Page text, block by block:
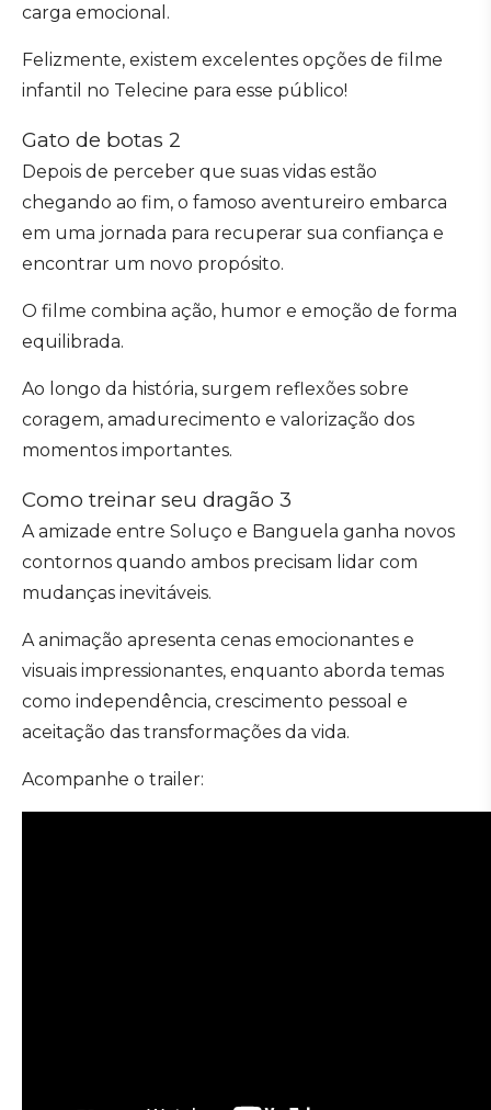
carga emocional.
Felizmente, existem excelentes opções de filme
infantil no Telecine para esse público!
Gato de botas 2
Depois de perceber que suas vidas estão
chegando ao fim, o famoso aventureiro embarca
em uma jornada para recuperar sua confiança e
encontrar um novo propósito.
O filme combina ação, humor e emoção de forma
equilibrada.
Ao longo da história, surgem reflexões sobre
coragem, amadurecimento e valorização dos
momentos importantes.
Como treinar seu dragão 3
A amizade entre Soluço e Banguela ganha novos
contornos quando ambos precisam lidar com
mudanças inevitáveis.
A animação apresenta cenas emocionantes e
visuais impressionantes, enquanto aborda temas
como independência, crescimento pessoal e
aceitação das transformações da vida.
Acompanhe o trailer: